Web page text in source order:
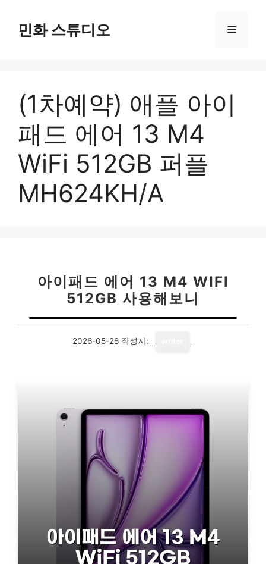
민화 스튜디오 메
(1차예약) 애플 아이
패드 에어 13 M4
WiFi 512GB 퍼플
MH624KH/A
아이패드 에어 13 M4 WIFI
512GB 사용해보니
2026-05-28 작성자: